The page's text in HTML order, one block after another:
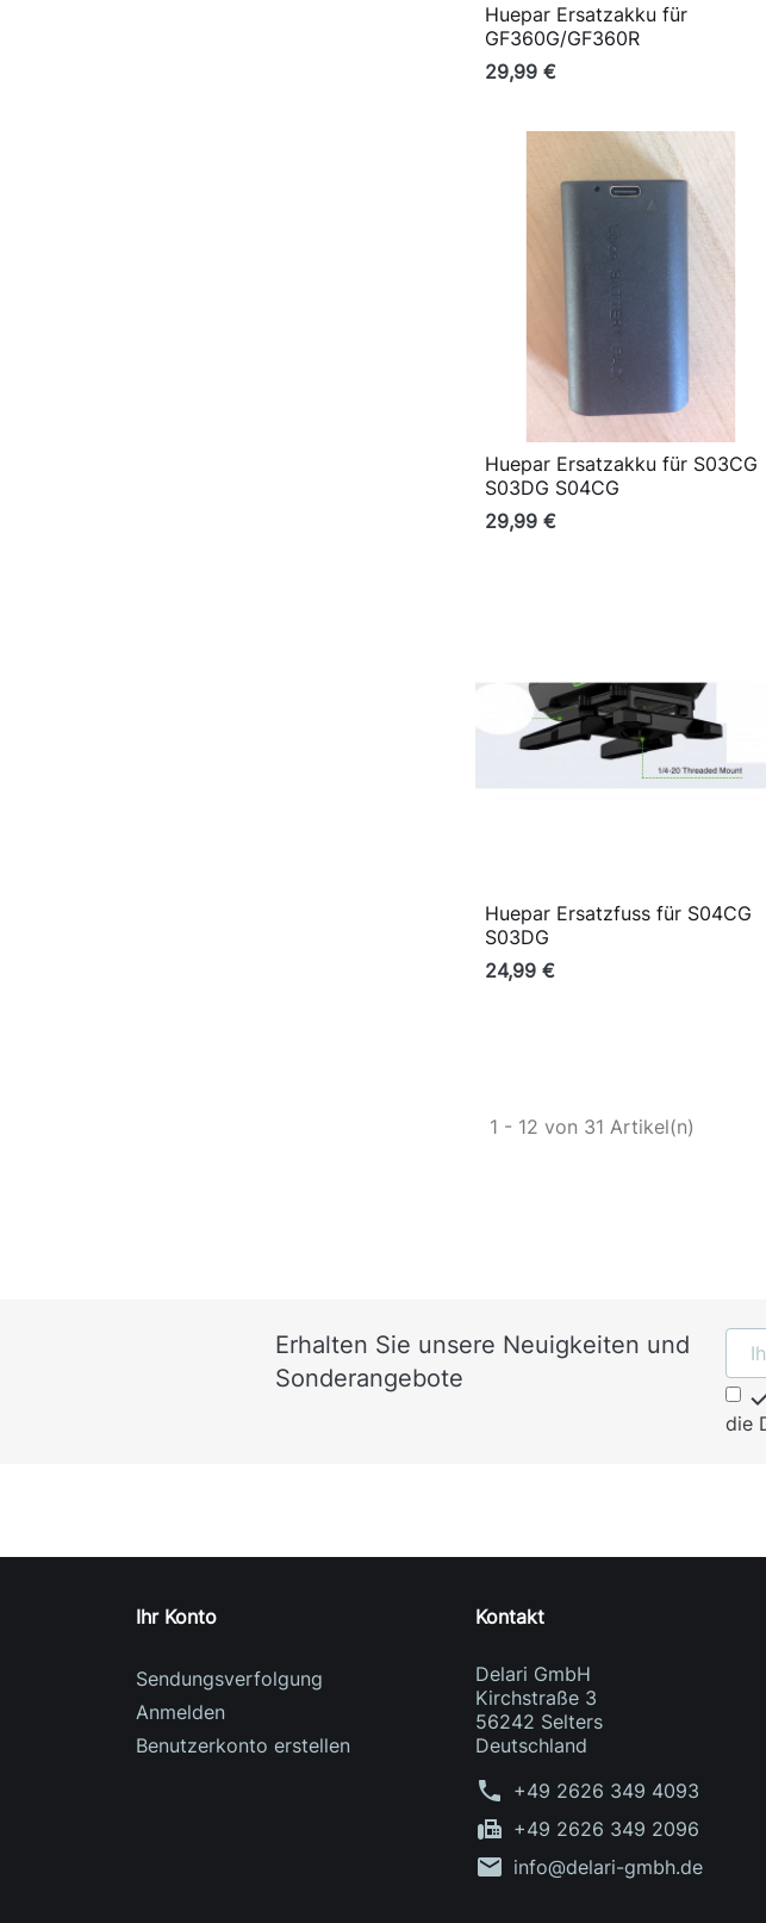
 Vorschau
Huepar Ersatzakku für
GF360G/GF360R
29,99 €
 Vorschau
Huepar Ersatzakku für S03CG
S03DG S04CG
29,99 €
 Vorschau
Huepar Ersatzfuss für S04CG
S03DG
24,99 €
1 - 12 von 31 Artikel(n)
Erhalten Sie unsere Neuigkeiten und
Sonderangebote
die
Ihr Konto
Sendungsverfolgung
Anmelden
Benutzerkonto erstellen
Kontakt
Delari GmbH
Kirchstraße 3
56242 Selters
Deutschland
phone +49 2626 349 4093
fax +49 2626 349 2096
mail info@delari-gmbh.de